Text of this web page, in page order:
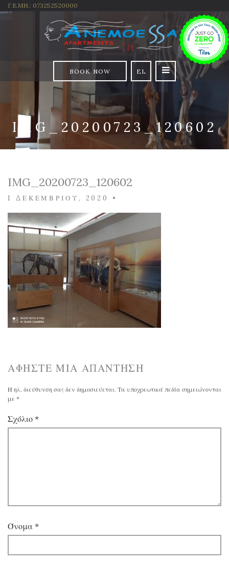
Γ.Ε.ΜΗ.: 073252520000
BOOK NOW EL
IMG_20200723_120602
IMG_20200723_120602
1 ΔΕΚΕΜΒΡΊΟΥ, 2020 •
ΑΦΉΣΤΕ ΜΙΑ ΑΠΆΝΤΗΣΗ
Η ηλ. διεύθυνση σας δεν δημοσιεύεται. Τα υποχρεωτικά πεδία σημειώνονται
με *
Σχόλιο *
Όνομα *